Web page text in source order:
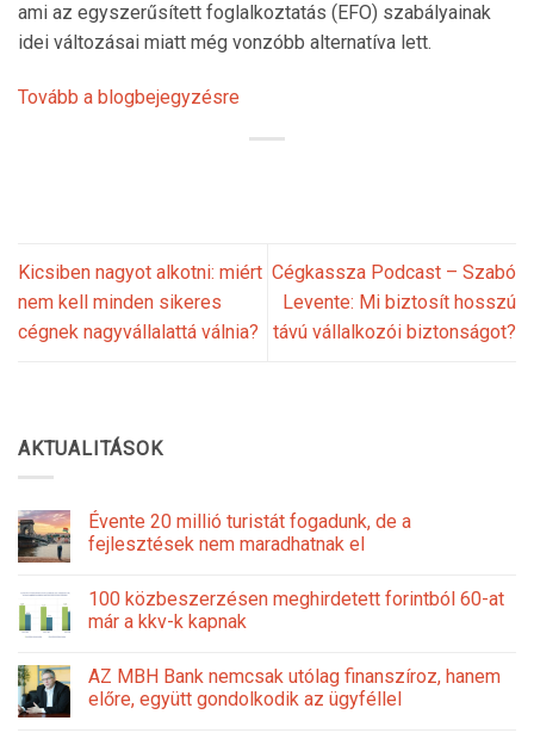
ami az egyszerűsített foglalkoztatás (EFO) szabályainak
idei változásai miatt még vonzóbb alternatíva lett.
Tovább a blogbejegyzésre
Kicsiben nagyot alkotni: miért
nem kell minden sikeres
cégnek nagyvállalattá válnia?
Cégkassza Podcast – Szabó
Levente: Mi biztosít hosszú
távú vállalkozói biztonságot?
AKTUALITÁSOK
Évente 20 millió turistát fogadunk, de a
fejlesztések nem maradhatnak el
100 közbeszerzésen meghirdetett forintból 60-at
már a kkv-k kapnak
AZ MBH Bank nemcsak utólag finanszíroz, hanem
előre, együtt gondolkodik az ügyféllel